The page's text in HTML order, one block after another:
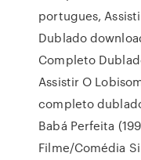
portugues,
Dublado
Completo
Assistir O
completo
Babá Perfeita
Filme/Comédia